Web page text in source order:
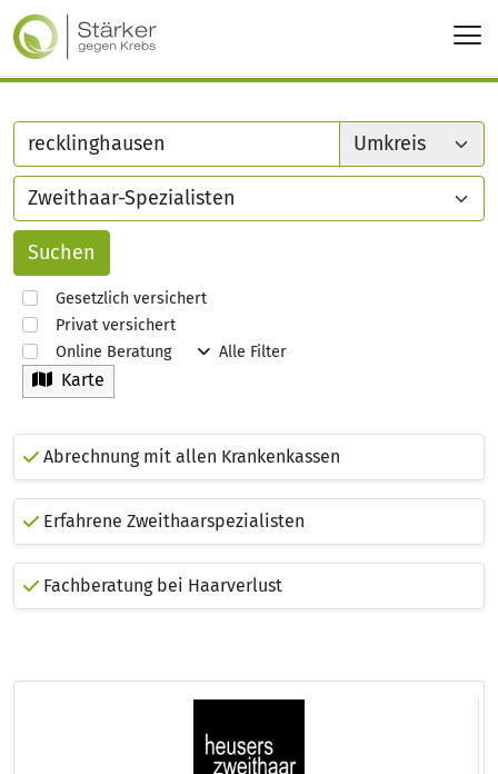
Gesetzlich versichert
Privat versichert
Online Beratung
Alle Filter
Karte
Abrechnung mit allen Krankenkassen
Erfahrene Zweithaarspezialisten
Fachberatung bei Haarverlust